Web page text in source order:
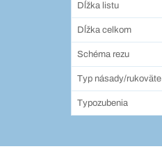
Dĺžka listu
Dĺžka celkom
Schéma rezu
Typ násady/rukoväte
Typozubenia